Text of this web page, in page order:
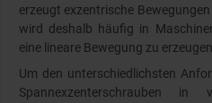
erzeugt exzentrische
wird deshalb häufig in
eine lineare Bewegung zu erzeugen.
Um den unterschiedlichsten
Spannexzenterschrauben in